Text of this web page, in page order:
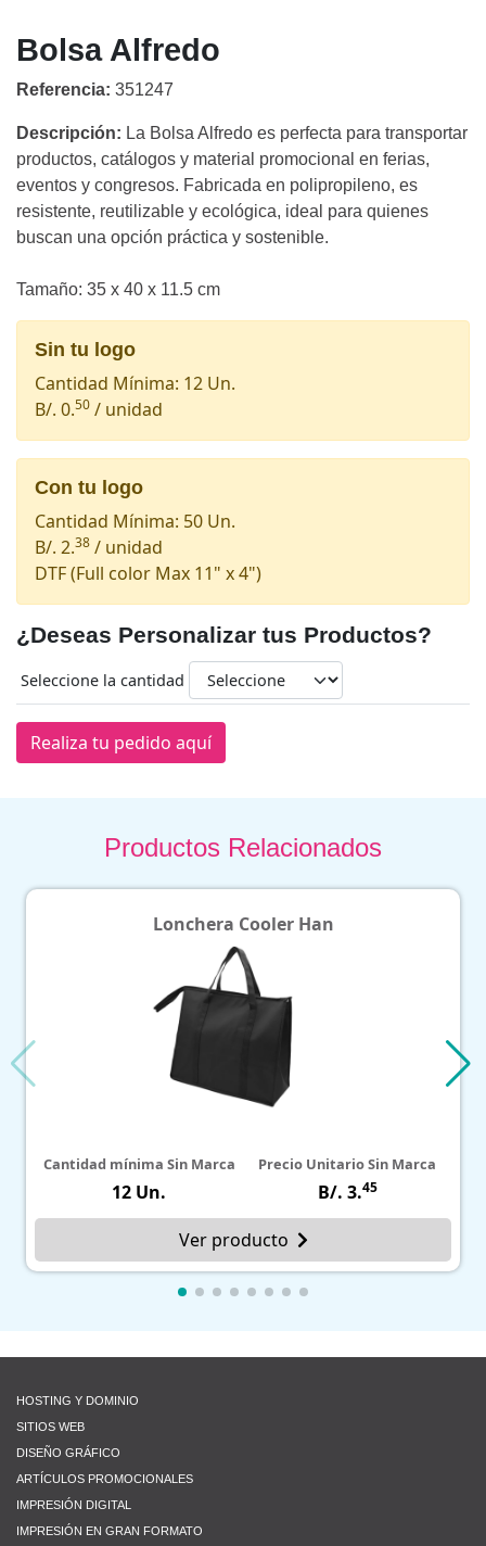
Bolsa Alfredo
Referencia: 351247
Descripción: La Bolsa Alfredo es perfecta para transportar
productos, catálogos y material promocional en ferias,
eventos y congresos. Fabricada en polipropileno, es
resistente, reutilizable y ecológica, ideal para quienes
buscan una opción práctica y sostenible.
Tamaño: 35 x 40 x 11.5 cm
Sin tu logo
Cantidad Mínima: 12 Un.
B/. 0.50 / unidad
Con tu logo
Cantidad Mínima: 50 Un.
B/. 2.38 / unidad
DTF(Full color Max 11" x 4")
¿Deseas Personalizar tus Productos?
Seleccione la cantidad
Realiza tu pedido aquí
Productos Relacionados
Lonchera Cooler Han
mínima Sin Marca Precio Unitario Sin Marca
Ver producto
Cantidad
HOSTING Y DOMINIO
SITIOS WEB
DISEÑO GRÁFICO
ARTÍCULOS PROMOCIONALES
IMPRESIÓN DIGITAL
IMPRESIÓN EN GRAN FORMATO